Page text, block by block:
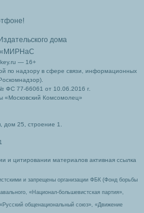
дома
— 16+
по надзору в сфере связи, информационных
ФС 77-66061 от 10.06.2016 г.
«Московский Комсомолец»
дом 25, строение 1.
и цитировании материалов активная ссылка
и запрещены организации ФБК (Фонд борьбы
«Национал-большевистская партия»,
общенациональный союз», «Движение